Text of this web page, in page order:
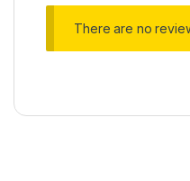
There are no